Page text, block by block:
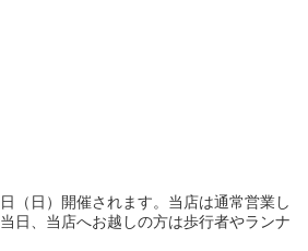
（日）開催されます。当店は通常営業し
日、当店へお越しの方は歩行者やランナ